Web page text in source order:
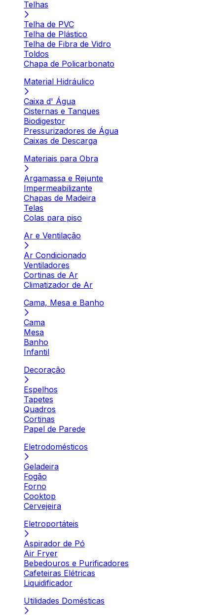
Telhas
Telha de PVC
Telha de Plástico
Telha de Fibra de Vidro
Toldos
Chapa de Policarbonato
Material Hidráulico
Caixa d' Água
Cisternas e Tanques
Biodigestor
Pressurizadores de Água
Caixas de Descarga
Materiais para Obra
Argamassa e Rejunte
Impermeabilizante
Chapas de Madeira
Telas
Colas para piso
Ar e Ventilação
Ar Condicionado
Ventiladores
Cortinas de Ar
Climatizador de Ar
Cama, Mesa e Banho
Cama
Mesa
Banho
Infantil
Decoração
Espelhos
Tapetes
Quadros
Cortinas
Papel de Parede
Eletrodomésticos
Geladeira
Fogão
Forno
Cooktop
Cervejeira
Eletroportáteis
Aspirador de Pó
Air Fryer
Bebedouros e Purificadores
Cafeteiras Elétricas
Liquidificador
Utilidades Domésticas